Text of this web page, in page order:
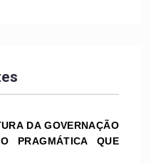
DA GOVERNAÇÃO
PRAGMÁTICA QUE